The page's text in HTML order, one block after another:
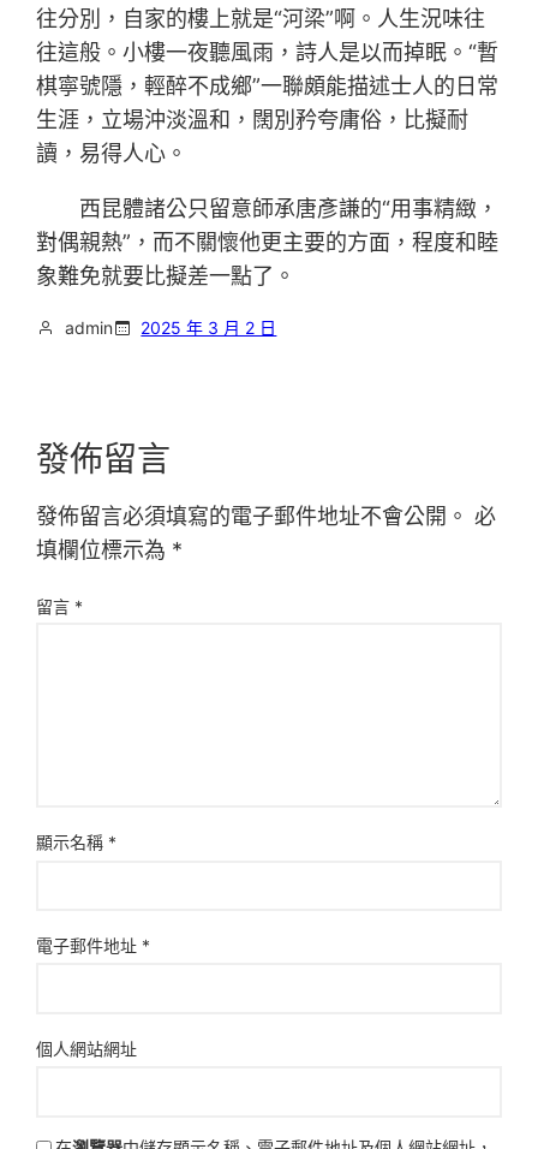
往分別，自家的樓上就是“河梁”啊。人生況味往
往這般。小樓一夜聽風雨，詩人是以而掉眠。“暫
棋寧號隱，輕醉不成鄉”一聯頗能描述士人的日常
生涯，立場沖淡溫和，闊別矜夸庸俗，比擬耐
讀，易得人心。
西昆體諸公只留意師承唐彥謙的“用事精緻，
對偶親熱”，而不關懷他更主要的方面，程度和睦
象難免就要比擬差一點了。
admin 2025 年 3 月 2 日
發佈留言
發佈留言必須填寫的電子郵件地址不會公開。 必
填欄位標示為 *
留言 *
顯示名稱 *
電子郵件地址 *
個人網站網址